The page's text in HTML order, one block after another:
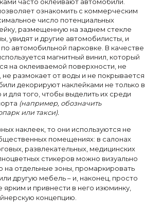
ознакомить с коммерческим
число потенциальных
размещенную на заднем стекле
увидят и другие автомобилисты, и
автомобильной парковке. В качестве
магнитный винил, который
на оклеиваемой поверхности, не
не размокает от воды и не покрывается
декорируют наклейками не только в
для того, чтобы выделить их среди
(например, обозначить
или такси).
наклеек, то они используются не
помещениях: в салонах
развлекательных, медицинских
стикеров можно визуально
на отдельные зоны, промаркировать
другую мебель – и, наконец, просто
и привнести в него изюминку,
концепцию.